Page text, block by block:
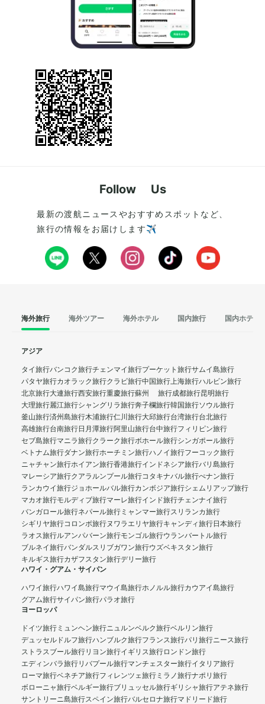
Follow Us
最新の渡航ニュースやおすすめスポットなど、
旅行の情報をお届けします✈️
海外旅行 海外ツアー 海外ホテル 国内旅行 国内ホテル
アジア
タイ旅行バンコク旅行チェンマイ旅行プーケット旅行サムイ島旅行
パタヤ旅行カオラック旅行クラビ旅行中国旅行上海旅行ハルビン旅行
北京旅行大連旅行西安旅行重慶旅行蘇州 旅行成都旅行昆明旅行
大理旅行麗江旅行シャングリラ旅行奔子欄旅行韓国旅行ソウル旅行
釜山旅行済州島旅行木浦旅行仁川旅行大邱旅行台湾旅行台北旅行
高雄旅行台南旅行日月潭旅行阿里山旅行台中旅行フィリピン旅行
セブ島旅行マニラ旅行クラーク旅行ボホール旅行シンガポール旅行
ベトナム旅行ダナン旅行ホーチミン旅行ハノイ旅行フーコック旅行
ニャチャン旅行ホイアン旅行香港旅行インドネシア旅行バリ島旅行
マレーシア旅行クアラルンプール旅行コタキナバル旅行ぺナン旅行
ランカウイ旅行ジョホールバル旅行カンボジア旅行シェムリアップ旅行
マカオ旅行モルディブ旅行マーレ旅行インド旅行チェンナイ旅行
バンガロール旅行ネパール旅行 ミャンマー旅行スリランカ旅行
シギリヤ旅行コロンボ旅行ヌワラエリヤ旅行キャンディ旅行日本旅行
ラオス旅行ルアンパバーン旅行モンゴル旅行ウランバートル旅行
ブルネイ旅行バンダルスリブガワン旅行ウズベキスタン旅行
キルギス旅行カザフスタン旅行デリー旅行
ハワイ・グアム・サイパン
ハワイ旅行ハワイ島旅行マウイ島旅行ホノルル旅行カウアイ島旅行
グアム旅行サイパン旅行パラオ旅行
ヨーロッパ
ドイツ旅行 ミュンヘン旅行ニュルンベルク旅行ベルリン旅行
デュッセルドルフ旅行ハンブルク旅行フランス旅行パリ旅行ニース旅行
ストラスブール旅行リヨン旅行イギリス旅行ロンドン旅行
エディンバラ旅行リバプール旅行マンチェスター旅行イタリア旅行
ローマ旅行ベネチア旅行フィレンツェ旅行 ミラノ旅行ナポリ旅行
ボローニャ旅行ベルギー旅行ブリュッセル旅行ギリシャ旅行アテネ旅行
サントリーニ島旅行スペイン旅行バルセロナ旅行マドリード旅行